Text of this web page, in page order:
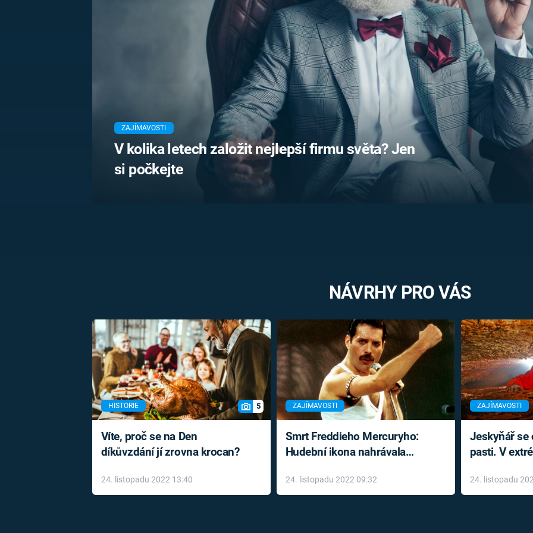
MARIE TEREZIE
NAPOLEON
BONAPARTE
BRITSKÁ
KRÁLOVSKÁ
RODINA
UFO A
MIMOZEMŠŤANÉ
UTAJENÉ PŘÍBĚHY
ČESKÝCH DĚJIN
ALTERNATIVNÍ
HISTORIE
FILMY
REALITA
HORORY
REALITA
OPTICKÉ
KLAMY
ZAJÍMAVOSTI
V kolika letech založit nejlepší firmu světa? Jen
si počkejte
NÁVRHY PRO VÁS
HISTORIE 5
Víte, proč se na Den
díkůvzdání jí zrovna krocan?
24. listopadu 2022 13:40
ZAJÍMAVOSTI
Smrt Freddieho Mercuryho:
Hudební ikona nahrávala
léky
24. listopadu 2022 09:32
ZAJÍMAVOSTI
Jeskyňář se
pasti. V
24. listopadu